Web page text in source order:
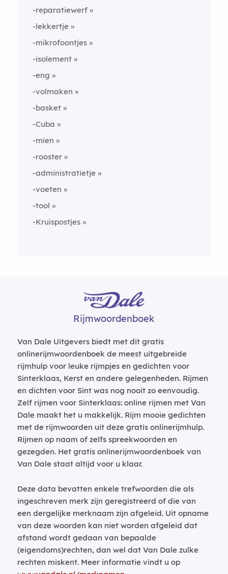
-reparatiewerf
-lekkertje
-mikrofoontjes
-isolement
-eng
-volmaken
-basket
-Cuba
-mien
-rooster
-administratietje
-voeten
-tool
-Kruispostjes
Rijmwoordenboek
Van Dale Uitgevers biedt met dit gratis
onlinerijmwoordenboek de meest uitgebreide
rijmhulp voor leuke rijmpjes en gedichten voor
Sinterklaas, Kerst en andere gelegenheden. Rijmen
en dichten voor Sint was nog nooit zo eenvoudig.
Zelf rijmen voor Sinterklaas: online rijmen met Van
Dale maakt het u makkelijk. Rijm mooie gedichten
met de rijmwoorden uit deze gratis onlinerijmhulp.
Rijmen op naam of zelfs spreekwoorden en
gezegden. Het gratis onlinerijmwoordenboek van
Van Dale staat altijd voor u klaar.
Deze data bevatten enkele trefwoorden die als
ingeschreven merk zijn geregistreerd of die van
een dergelijke merknaam zijn afgeleid. Uit opname
van deze woorden kan niet worden afgeleid dat
afstand wordt gedaan van bepaalde
(eigendoms)rechten, dan wel dat Van Dale zulke
rechten miskent. Meer informatie vindt u op